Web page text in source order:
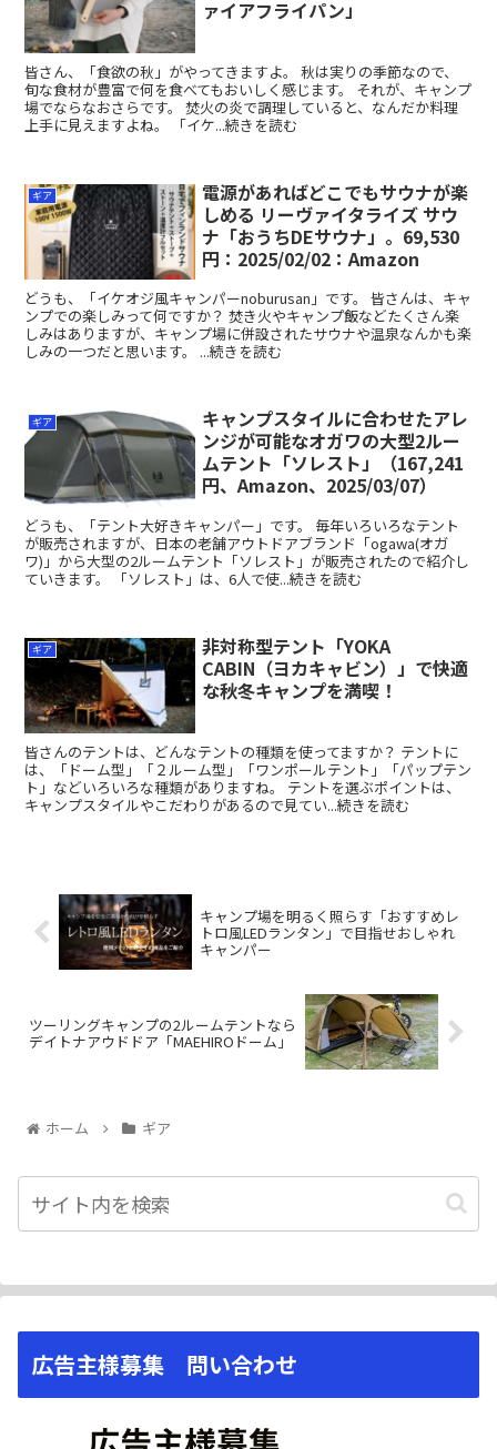
ァイアフライパン」
皆さん、「食欲の秋」がやってきますよ。 秋は実りの季節なので、
旬な食材が豊富で何を食べてもおいしく感じます。 それが、キャンプ
場でならなおさらです。 焚火の炎で調理していると、なんだか料理
上手に見えますよね。 「イケ...続きを読む
ギア
電源があればどこでもサウナが楽
しめる リーヴァイタライズ サウ
ナ「おうちDEサウナ」。69,530
円：2025/02/02：Amazon
どうも、「イケオジ風キャンパーnoburusan」です。 皆さんは、キャ
ンプでの楽しみって何ですか？ 焚き火やキャンプ飯などたくさん楽
しみはありますが、キャンプ場に併設されたサウナや温泉なんかも楽
しみの一つだと思います。 ...続きを読む
ギア
キャンプスタイルに合わせたアレ
ンジが可能なオガワの大型2ルー
ムテント「ソレスト」（167,241
円、Amazon、2025/03/07）
どうも、「テント大好きキャンパー」です。 毎年いろいろなテント
が販売されますが、日本の老舗アウトドアブランド「ogawa(オガ
ワ)」から大型の2ルームテント「ソレスト」が販売されたので紹介し
ていきます。 「ソレスト」は、6人で使...続きを読む
ギア
非対称型テント「YOKA
CABIN（ヨカキャビン）」で快適
な秋冬キャンプを満喫！
皆さんのテントは、どんなテントの種類を使ってますか？ テントに
は、「ドーム型」「２ルーム型」「ワンポールテント」「パップテン
ト」などいろいろな種類がありますね。 テントを選ぶポイントは、
キャンプスタイルやこだわりがあるので見てい...続きを読む
キャンプ場を明るく照らす「おすすめレ
トロ風LEDランタン」で目指せおしゃれ
キャンパー
ツーリングキャンプの2ルームテントなら
デイトナアウドドア「MAEHIROドーム」
ホーム ギア
広告主様募集 問い合わせ